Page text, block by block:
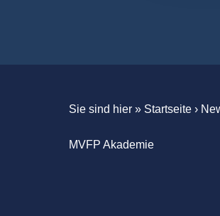
Sie sind hier » Startseite ›
MVFP Akademie